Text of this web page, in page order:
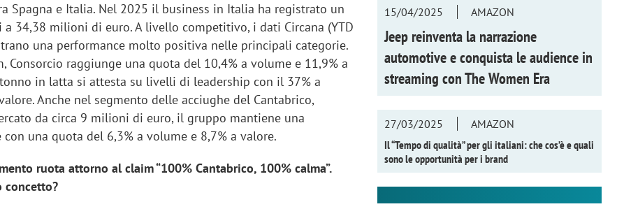
Spagna e Italia. Nel 2025 il business in Italia ha registrato un
34,38 milioni di euro. A livello competitivo, i dati Circana (YTD
una performance molto positiva nelle principali categorie.
Consorcio raggiunge una quota del 10,4% a volume e 11,9% a
in latta si attesta su livelli di leadership con il 37% a
Anche nel segmento delle acciughe del Cantabrico,
da circa 9 milioni di euro, il gruppo mantiene una
una quota del 6,3% a volume e 8,7% a valore.
ruota attorno al claim “100% Cantabrico, 100% calma”.
concetto?
15/04/2025 AMAZON
Jeep reinventa la narrazione
automotive e conquista le audience in
streaming conThe Women Era
27/03/2025
AMAZON
Il “Tempo di qualità” per gli italiani: che cos’è e quali
sono le opportunità per i brand